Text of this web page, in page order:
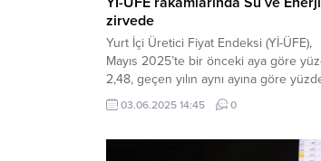
zirvede
Yurt İçi Üretici Fiyat Endeksi (Yİ-ÜFE),
Mayıs 2025’te bir önceki aya göre
2,48, geçen yılın aynı ayına göre
23,13 yükseldi. Yılbaşından bu yana artış
yüzde 12,92, 12 aylık ortalamalara göre
SEKTÖRLERİNDE YILLIK ARTIŞ
03.06.2025 14:45 0